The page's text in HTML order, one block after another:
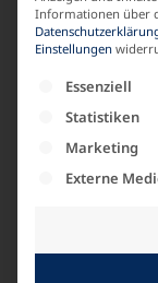
Informationen über
Einstellungen
Es folgt
Essenziell
Statistiken
Marketing
Externe